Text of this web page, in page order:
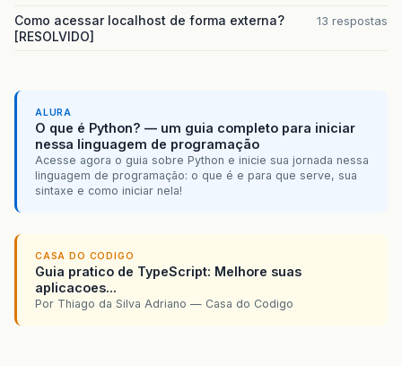
Como acessar localhost de forma externa?
[RESOLVIDO]
13 respostas
ALURA
O que é Python? — um guia completo para iniciar
nessa linguagem de programação
Acesse agora o guia sobre Python e inicie sua jornada nessa
linguagem de programação: o que é e para que serve, sua
sintaxe e como iniciar nela!
CASA DO CODIGO
Guia pratico de TypeScript: Melhore suas
aplicacoes...
Por Thiago da Silva Adriano — Casa do Codigo